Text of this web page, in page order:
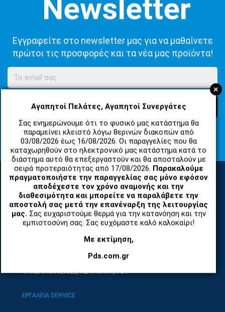
+
Αγαπητοί Πελάτες, Αγαπητοί Συνεργάτες
Σας ενημερώνουμε ότι το φυσικό μας κατάστημα θα
παραμείνει κλειστό λόγω θερινών διακοπών από
03/08/2026 έως 16/08/2026. Οι παραγγελίες που θα
καταχωρηθούν στο ηλεκτρονικό μας κατάστημα κατά το
διάστημα αυτό θα επεξεργαστούν και θα αποσταλούν με
σειρά προτεραιότητας από 17/08/2026. Παρακαλούμε
πραγματοποιήστε την παραγγελίας σας μόνο εφόσον
αποδέχεστε τον χρόνο αναμονής και την
διαθεσιμότητα και μπορείτε να παραλάβετε την
αποστολή σας μετά την επανέναρξη της λειτουργίας
μας. Σας ευχαριστούμε θερμά για την κατανόηση και την
εμπιστοσύνη σας. Σας ευχόμαστε καλό καλοκαίρι!
Με εκτίμηση,
Pds.com.gr
Εγγραφείτε στο newsletter μας για να μαθαίνετε
πρώτοι τις προσφορές και τα νέα μας προϊόντα!
ΕΓΓΡΑΦΗ
Συμφωνώ με τουςΌροι Χρήσης Ιστοσελίδαςκαι τη Πολιτική
Απορρήτου
ΚΑΤΗΓΟΡΙΕΣ
ΑΝΤΑΛΛΑΚΤΙΚΑ ΚΑΙ ΑΞΕΣΟΥΑΡ ΚΙΝΗΤΩΝ ΤΗΛΕΦΩΝΩΝ
ΤΗΛΕΠΙΚΟΙΝΩΝΙΕΣ, ΑΣΥΡΜΑΤΑ, FCT
ΕΡΓΑΛΕΙΑ SERVICE